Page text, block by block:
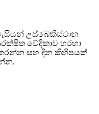
උස්බෙකිස්ථාන
වේදිකාව හරහා
සහ දින කිහිපයක්